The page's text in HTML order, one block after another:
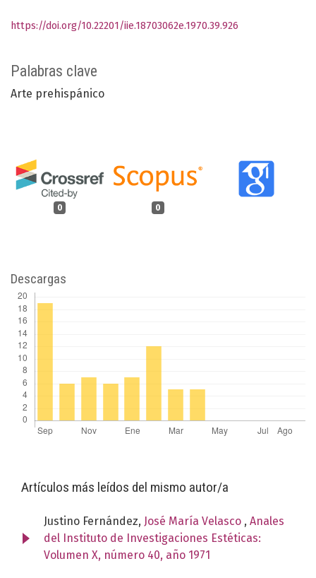
Palabras clave
Arte prehispánico
0 0
https://doi.org/10.22201/iie.18703062e.1970.39.926
Descargas
Artículos más leídos del mismo autor/a
Justino Fernández, José María Velasco , Anales
del Instituto de Investigaciones Estéticas:
Volumen X, número 40, año 1971